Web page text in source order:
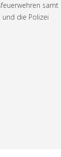
samt
und die Polizei